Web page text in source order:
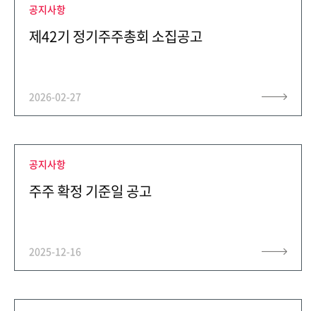
공지사항
제42기 정기주주총회 소집공고
2026-02-27
공지사항
주주 확정 기준일 공고
2025-12-16